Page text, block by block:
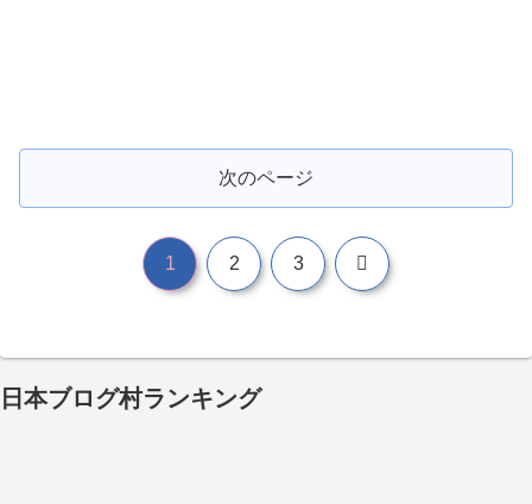
次のページ
1 2 3 次
日本ブログ村ランキング